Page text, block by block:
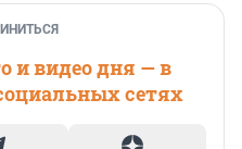
и видео дня — в
сетях